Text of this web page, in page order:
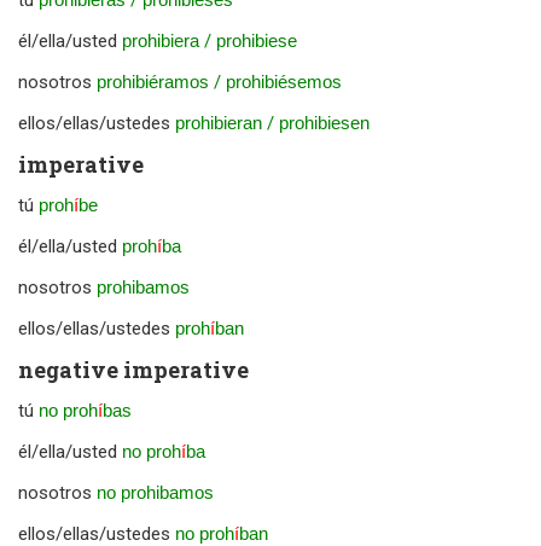
él/ella/usted prohibiera/ prohibiese
nosotros prohibiéramos / prohibiésemos
ellos/ellas/ustedes prohibieran / prohibiesen
imperative
tú prohíbe
él/ella/usted prohíba
nosotros prohibamos
ellos/ellas/ustedes prohíban
negative imperative
tú no prohíbas
él/ella/usted no prohíba
nosotros no prohibamos
ellos/ellas/ustedes no prohíban